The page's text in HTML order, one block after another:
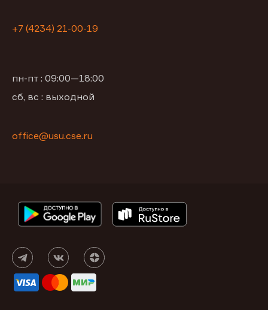
+7 (4234) 21-00-19
пн-пт : 09:00—18:00
сб, вс : выходной
office@usu.cse.ru